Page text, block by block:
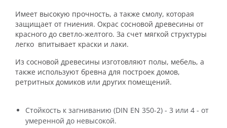
Имеет высокую прочность, а также смолу, которая
защищает от гниения. Окрас сосновой древесины от
красного до светло-желтого. За счет мягкой структуры
легко впитывает краски и лаки.
Из сосновой древесины изготовляют полы, мебель, а
также используют бревна для построек домов,
ретритных домиков или других помещений.
Стойкость к загниванию (DIN EN 350-2) - 3 или 4 - от
умеренной до невысокой.